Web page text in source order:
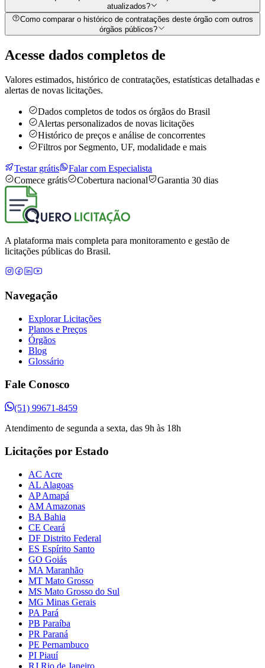
atualizados?
Como comparar o histórico de contratações deste órgão com outros
órgãos públicos?
Acesse dados completos de
Valores estimados, histórico de contratações, estatísticas detalhadas e
alertas de novas licitações.
Dados completos de todos os órgãos do Brasil
Alertas personalizados de novas licitações
Histórico de preços e análise de concorrentes
Filtros por Segmento, UF, modalidade e mais
Testar grátis
Falar com Especialista
Comece grátis
Cobertura nacional Garantia 30 dias
A plataforma mais completa para monitoramento e gestão de
licitações públicas do Brasil.
Navegação
Explorar Licitações
Planos e Preços
Órgãos
Blog
Glossário
Fale Conosco
(51) 99671-8459
Atendimento de segunda a sexta, das 9h às 18h
Licitações por Estado
AC Acre
AL Alagoas
AP Amapá
AM Amazonas
BA Bahia
CE Ceará
DF Distrito Federal
ES Espírito Santo
GO Goiás
MA Maranhão
MT Mato Grosso
MS Mato Grosso do Sul
MG Minas Gerais
PA Pará
PB Paraíba
PR Paraná
PE Pernambuco
PI Piauí
RJ Rio de Janeiro